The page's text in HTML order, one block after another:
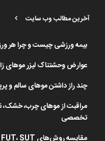
آخرین مطالب وب سایت
بیمه ورزشی چیست و چرا هر
عوارض وحشتناک لیزر موهای
چند راز داشتن موهای سالم
مراقبت از موهای چرب، خشک،
تخصصی
مقایسه روش‌های FUE، FUT، SUT و Micro FIT در کاشت مو